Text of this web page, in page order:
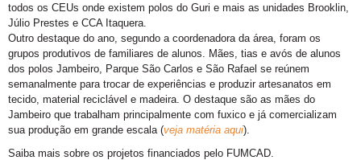
todos os CEUs onde existem polos do Guri e mais as unidades Brooklin,
Júlio Prestes e CCA Itaquera.
Outro destaque do ano, segundo a coordenadora da área, foram os
grupos produtivos de familiares de alunos. Mães, tias e avós de alunos
dos polos Jambeiro, Parque São Carlos e São Rafael se reúnem
semanalmente para trocar de experiências e produzir artesanatos em
tecido, material reciclável e madeira. O destaque são as mães do
Jambeiro que trabalham principalmente com fuxico e já comercializam
sua produção em grande escala (veja matéria aqui).
Saiba mais sobre os projetos financiados pelo FUMCAD.